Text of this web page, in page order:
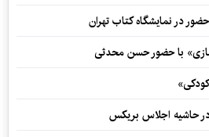
در نمایشگاه کتاب تهران
با حضور حسن محدثی
حاشیه اجلاس بریکس